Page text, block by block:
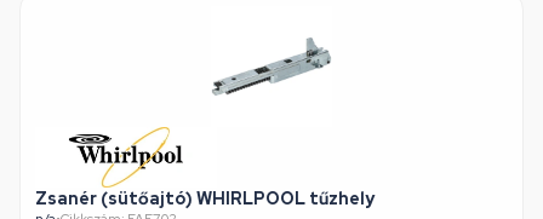
Zsanér (sütőajtó) WHIRLPOOL tűzhely